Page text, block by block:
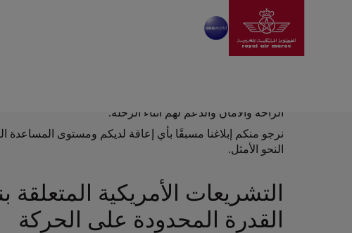
تخطي إلى المحتوى الرئيسي
انتقل إلى الصفحة الرئيسية
الراحة والأمان والدعم لهم أثناء الرحلة.
Open in a new window
نرجو منكم إبلاغنا مسبقًا بأي إعاقة لديكم ومستوى المساعدة
النحو الأمثل.
التشريعات الأمريكية
القدرة المحدودة على الحركة